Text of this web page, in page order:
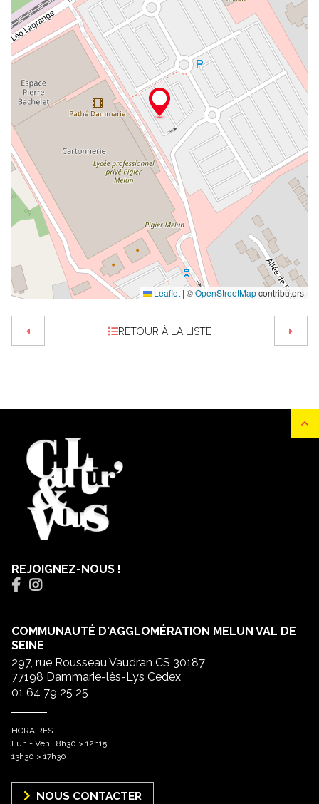
Leaflet | ©OpenStreetMapcontributors
RETOUR À LA LISTE
REJOIGNEZ-NOUS !
COMMUNAUTÉ D'AGGLOMÉRATION MELUN VAL DE
SEINE
297, rue Rousseau Vaudran CS 30187
77198 Dammarie-lès-Lys Cedex
01 64 79 25 25
HORAIRES
Lun - Ven : 8h30 > 12h15
13h30 > 17h30
NOUS CONTACTER